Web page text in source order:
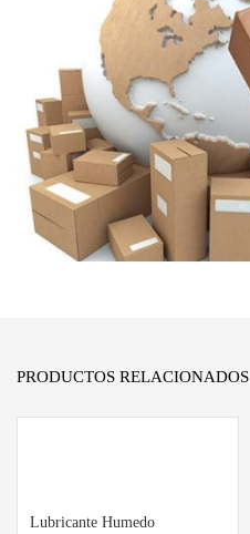
PRODUCTOS RELACIONADOS
Lubricante Humedo